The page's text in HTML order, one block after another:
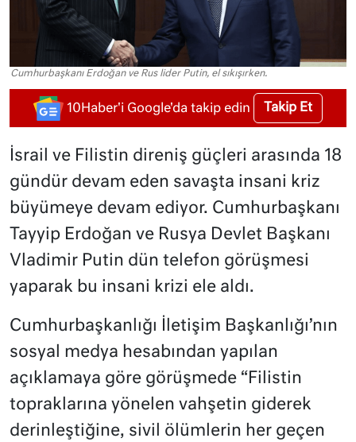
Cumhurbaşkanı Erdoğan ve Rus lider Putin, el sıkışırken.
10Haber'i Google'da takip edin Takip Et
İsrail ve Filistin direniş güçleri arasında 18
gündür devam eden savaşta insani kriz
büyümeye devam ediyor. Cumhurbaşkanı
Tayyip Erdoğan ve Rusya Devlet Başkanı
Vladimir Putin dün telefon görüşmesi
yaparak bu insani krizi ele aldı.
Cumhurbaşkanlığı İletişim Başkanlığı’nın
sosyal medya hesabından yapılan
açıklamaya göre görüşmede “Filistin
topraklarına yönelen vahşetin giderek
derinleştiğine, sivil ölümlerin her geçen